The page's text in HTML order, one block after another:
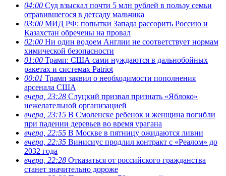
04:00 Суд взыскал почти 5 млн рублей в пользу семьи
отравившегося в детсаду мальчика
03:00 МИД РФ: попытки Запада рассорить Россию и
Казахстан обречены на провал
02:00 Ни один водоем Англии не соответствует нормам
химической безопасности
01:00 Трамп: США сами нуждаются в дальнобойных
ракетах и системах Patriot
00:01 Трамп заявил о необходимости пополнения
арсенала США
вчера, 23:28 Слуцкий призвал признать «Яблоко»
нежелательной организацией
вчера, 23:15 В Смоленске ребенок и женщина погибли
при падении деревьев во время урагана
вчера, 22:55 В Москве в пятницу ожидаются ливни
вчера, 22:35 Винисиус продлил контракт с «Реалом» до
2032 года
вчера, 22:28 Отказаться от российского гражданства
станет значительно дороже